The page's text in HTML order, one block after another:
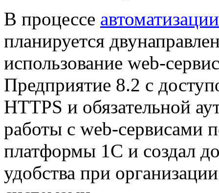
В процессе
планируется
использование web-
Предприятие 8.2 с
HTTPS и обязательной
работы с web-сервисами
платформы 1С и создал
удобства при